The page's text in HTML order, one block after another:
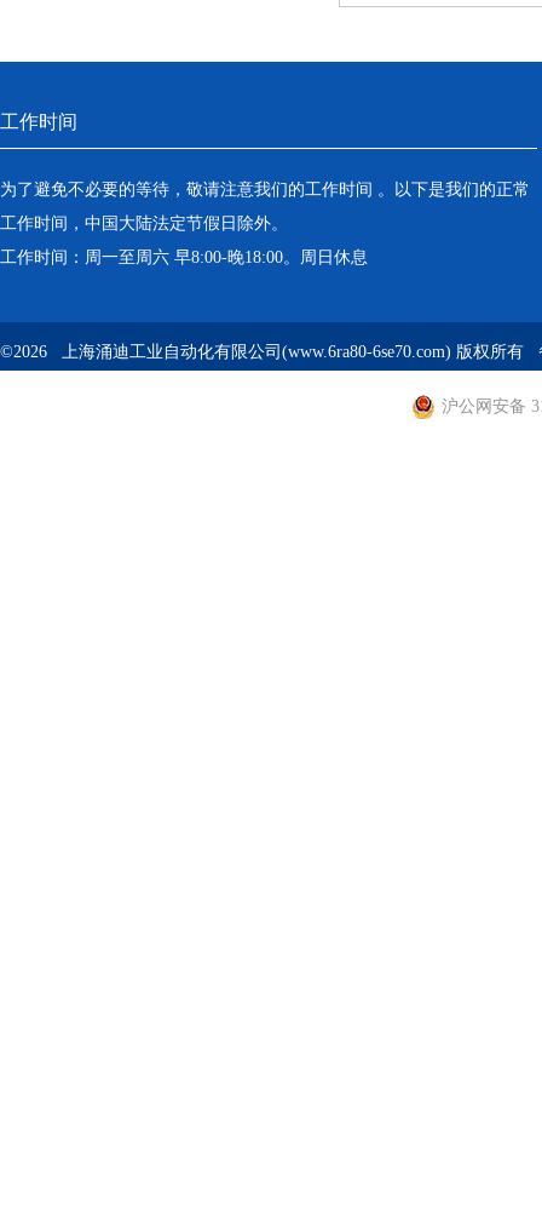
工作时间
为了避免不必要的等待，敬请注意我们的工作时间 。以下是我们的正常
工作时间，中国大陆法定节假日除外。
工作时间：周一至周六 早8:00-晚18:00。周日休息
©2026 上海涌迪工业自动化有限公司(www.6ra80-6se70.com) 版权所有
沪公网安备